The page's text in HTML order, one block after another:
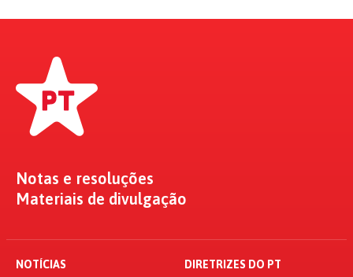
Notas e resoluções
Materiais de divulgação
NOTÍCIAS DIRETRIZES DO PT